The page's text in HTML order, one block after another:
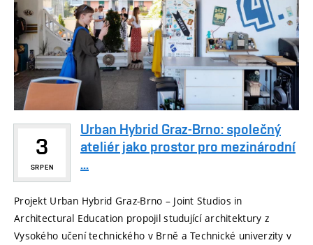
3
SRPEN
Urban Hybrid Graz-Brno: společný
ateliér jako prostor pro mezinárodní
...
Projekt Urban Hybrid Graz-Brno – Joint Studios in
Architectural Education propojil studující architektury z
Vysokého učení technického v Brně a Technické univerzity v